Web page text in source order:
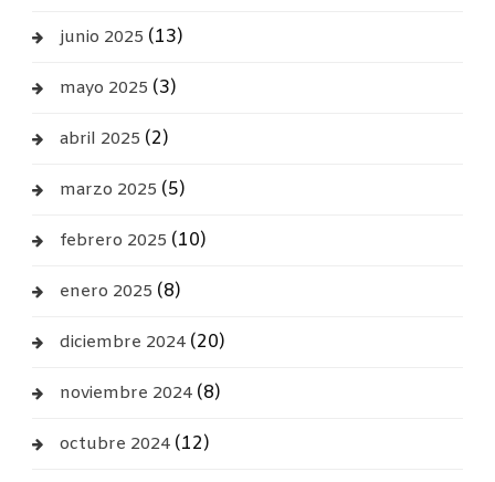
junio 2025 (13)
mayo 2025 (3)
abril 2025 (2)
marzo 2025 (5)
febrero 2025 (10)
enero 2025 (8)
diciembre 2024(20)
noviembre 2024(8)
octubre 2024(12)